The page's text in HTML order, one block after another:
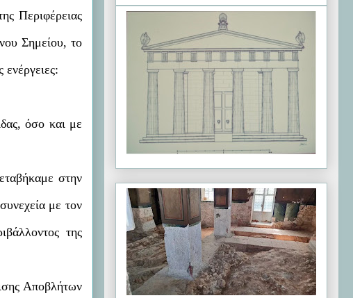
Περιφέρειας
Σημείου, το
όσο και με
στην
με τον
της
Αποβλήτων